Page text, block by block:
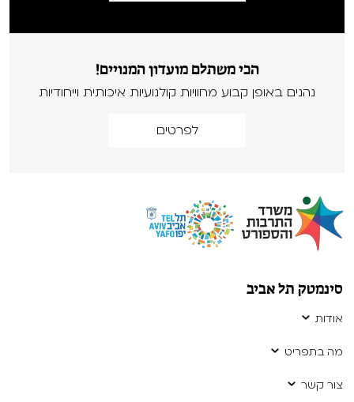
הכי משתלם מועדון המנויים!
נהנים באופן קבוע מחוויות קולנועיות איכותית וייחודיות
לפרטים
סינמטק תל אביב
אודות
מה בתפריט
צור קשר